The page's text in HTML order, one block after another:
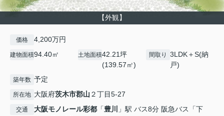
【外観】
価格 4,200万円
建物面積94.40㎡ 土地面積42.21坪
(139.57㎡)
間取り
3LDK＋S(納
戸)
築年数 予定
所在地 大阪府茨木市郡山 ２丁目5-27
交通 大阪モノレール彩都 「豊川
」駅 バス8分 阪急バス「下